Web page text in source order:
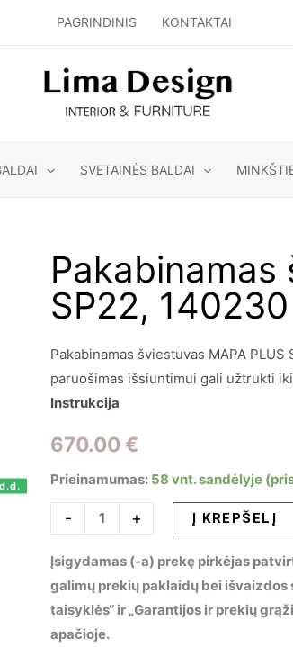
PAGRINDINIS KONTAKTAI
SVETAINĖS BALDAI
Pakabinamas
SP22, 140230
Pakabinamas šviestuvas MAPA
paruošimas išsiuntimui gali užtrukti
Instrukcija
670.00 €
Prieinamumas: 58 vnt. sandėlyje
-
produkto
kiekis:
Pakabinamas
šviestuvas
MAPA
PLUS
+ Į KREPŠELĮ
Įsigydamas (-a) prekę pirkėjas
galimų prekių paklaidų bei
taisyklės“ ir „Garantijos ir prekių
apačioje.